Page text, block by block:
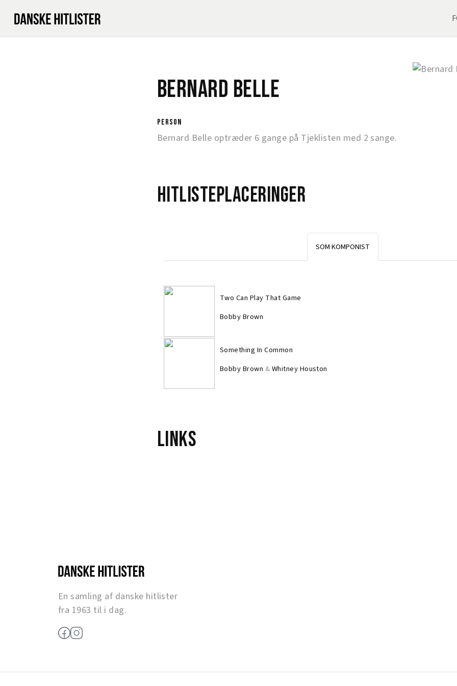
Bernard Belle
person
Bernard Belle optræder 6 gange på Tjeklisten med 2 sange.
Hitlisteplaceringer
SOM KOMPONIST
Two Can Play That Game
Bobby Brown
Something In Common
Bobby Brown &Whitney Houston
Links
En samling af danske hitlister
fra 1963 til i dag.